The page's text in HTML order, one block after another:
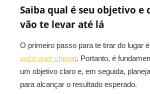
Saiba qual é seu objetivo e
vão te levar até lá
O primeiro passo para te tirar do lugar é
você quer chegar. Portanto, é
um objetivo claro e, em seguida,
para alcançar o resultado esperado.